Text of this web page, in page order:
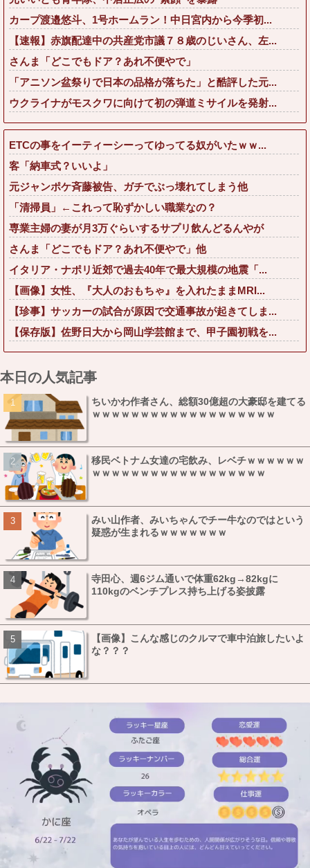
カープ渡邉悠斗、1号ホームラン！中日宮内から今季初...
【速報】赤旗配達中の共産党市議７８歳のじいさん、左...
さんま「どこでもドア？あれ不便やで」
「アニソン盆祭りで日本の品格が落ちた」と酷評した元...
ウクライナがモスクワに向けて初の弾道ミサイルを発射...
ETCの事をイーティーシーってゆってる奴がいたｗｗ...
客「納車式？いいよ」
元ジャンポケ斉藤被告、ガチでぶっ壊れてしまう他
「清掃員」←これって恥ずかしい職業なの？
専業主婦の妻が月3万ぐらいするサプリ飲んどるんやが
さんま「どこでもドア？あれ不便やで」他
イタリア・ナポリ近郊で過去40年で最大規模の地震「...
【画像】女性、『大人のおもちゃ』を入れたままMRI...
【珍事】サッカーの試合が原因で交通事故が起きてしま...
【保存版】佐野日大から岡山学芸館まで、甲子園初戦を...
本日の人気記事
ちいかわ作者さん、総額30億超の大豪邸を建てる
ｗｗｗｗｗｗｗｗｗｗｗｗｗｗｗｗｗｗｗ
移民ベトナム女達の宅飲み、レベチｗｗｗｗｗｗ
ｗｗｗｗｗｗｗｗｗｗｗｗｗｗｗｗｗｗ
みい山作者、みいちゃんでチー牛なのではという
疑惑が生まれるｗｗｗｗｗｗｗ
寺田心、週6ジム通いで体重62kg→82kgに
110kgのベンチプレス持ち上げる姿披露
【画像】こんな感じのクルマで車中泊旅したいよ
な？？？